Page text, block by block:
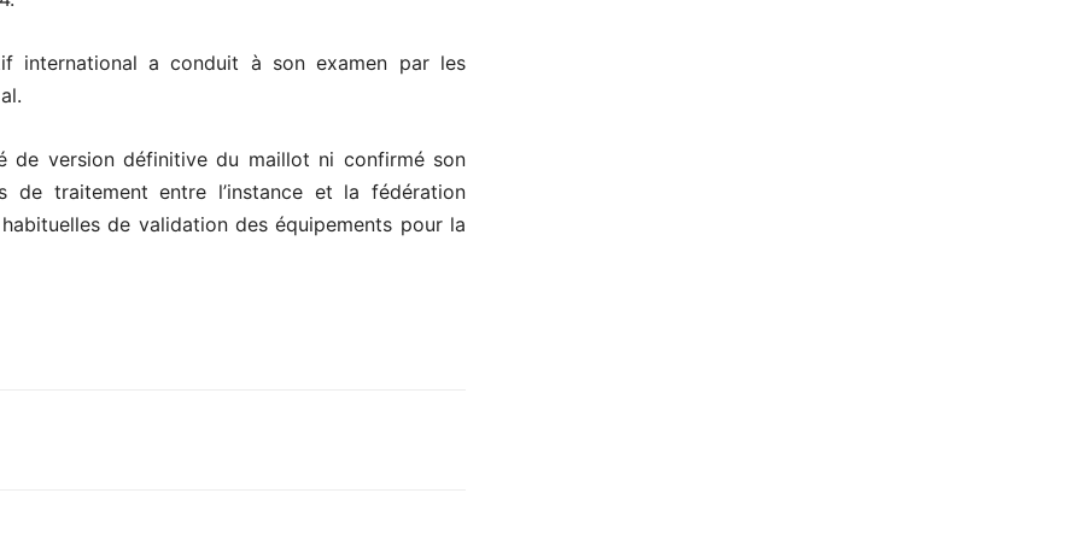
international a conduit à son examen par les
de version définitive du maillot ni confirmé son
de traitement entre l’instance et la fédération
de validation des équipements pour la